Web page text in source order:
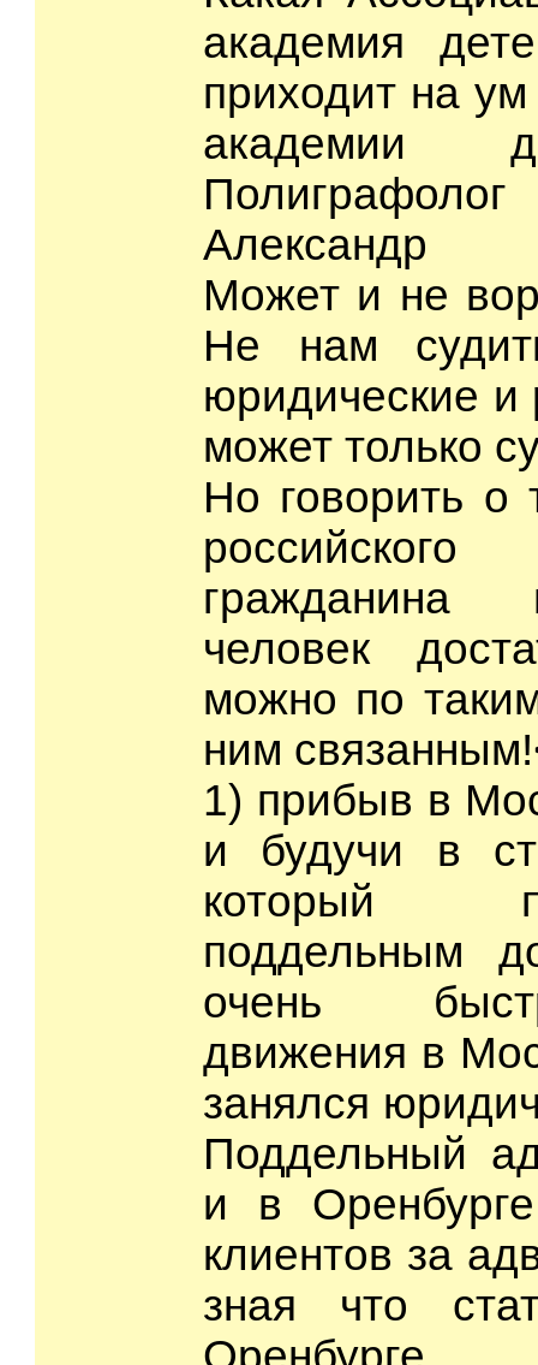
академия
приходит на
академии
Александр
Может и не
Не нам
юридические и
может только
Но говорить о
гражданина
человек
можно по
ним
1) прибыв в
и будучи в
который
поддельным
очень
движения в
занялся
Поддельный
и в
клиентов за
зная что